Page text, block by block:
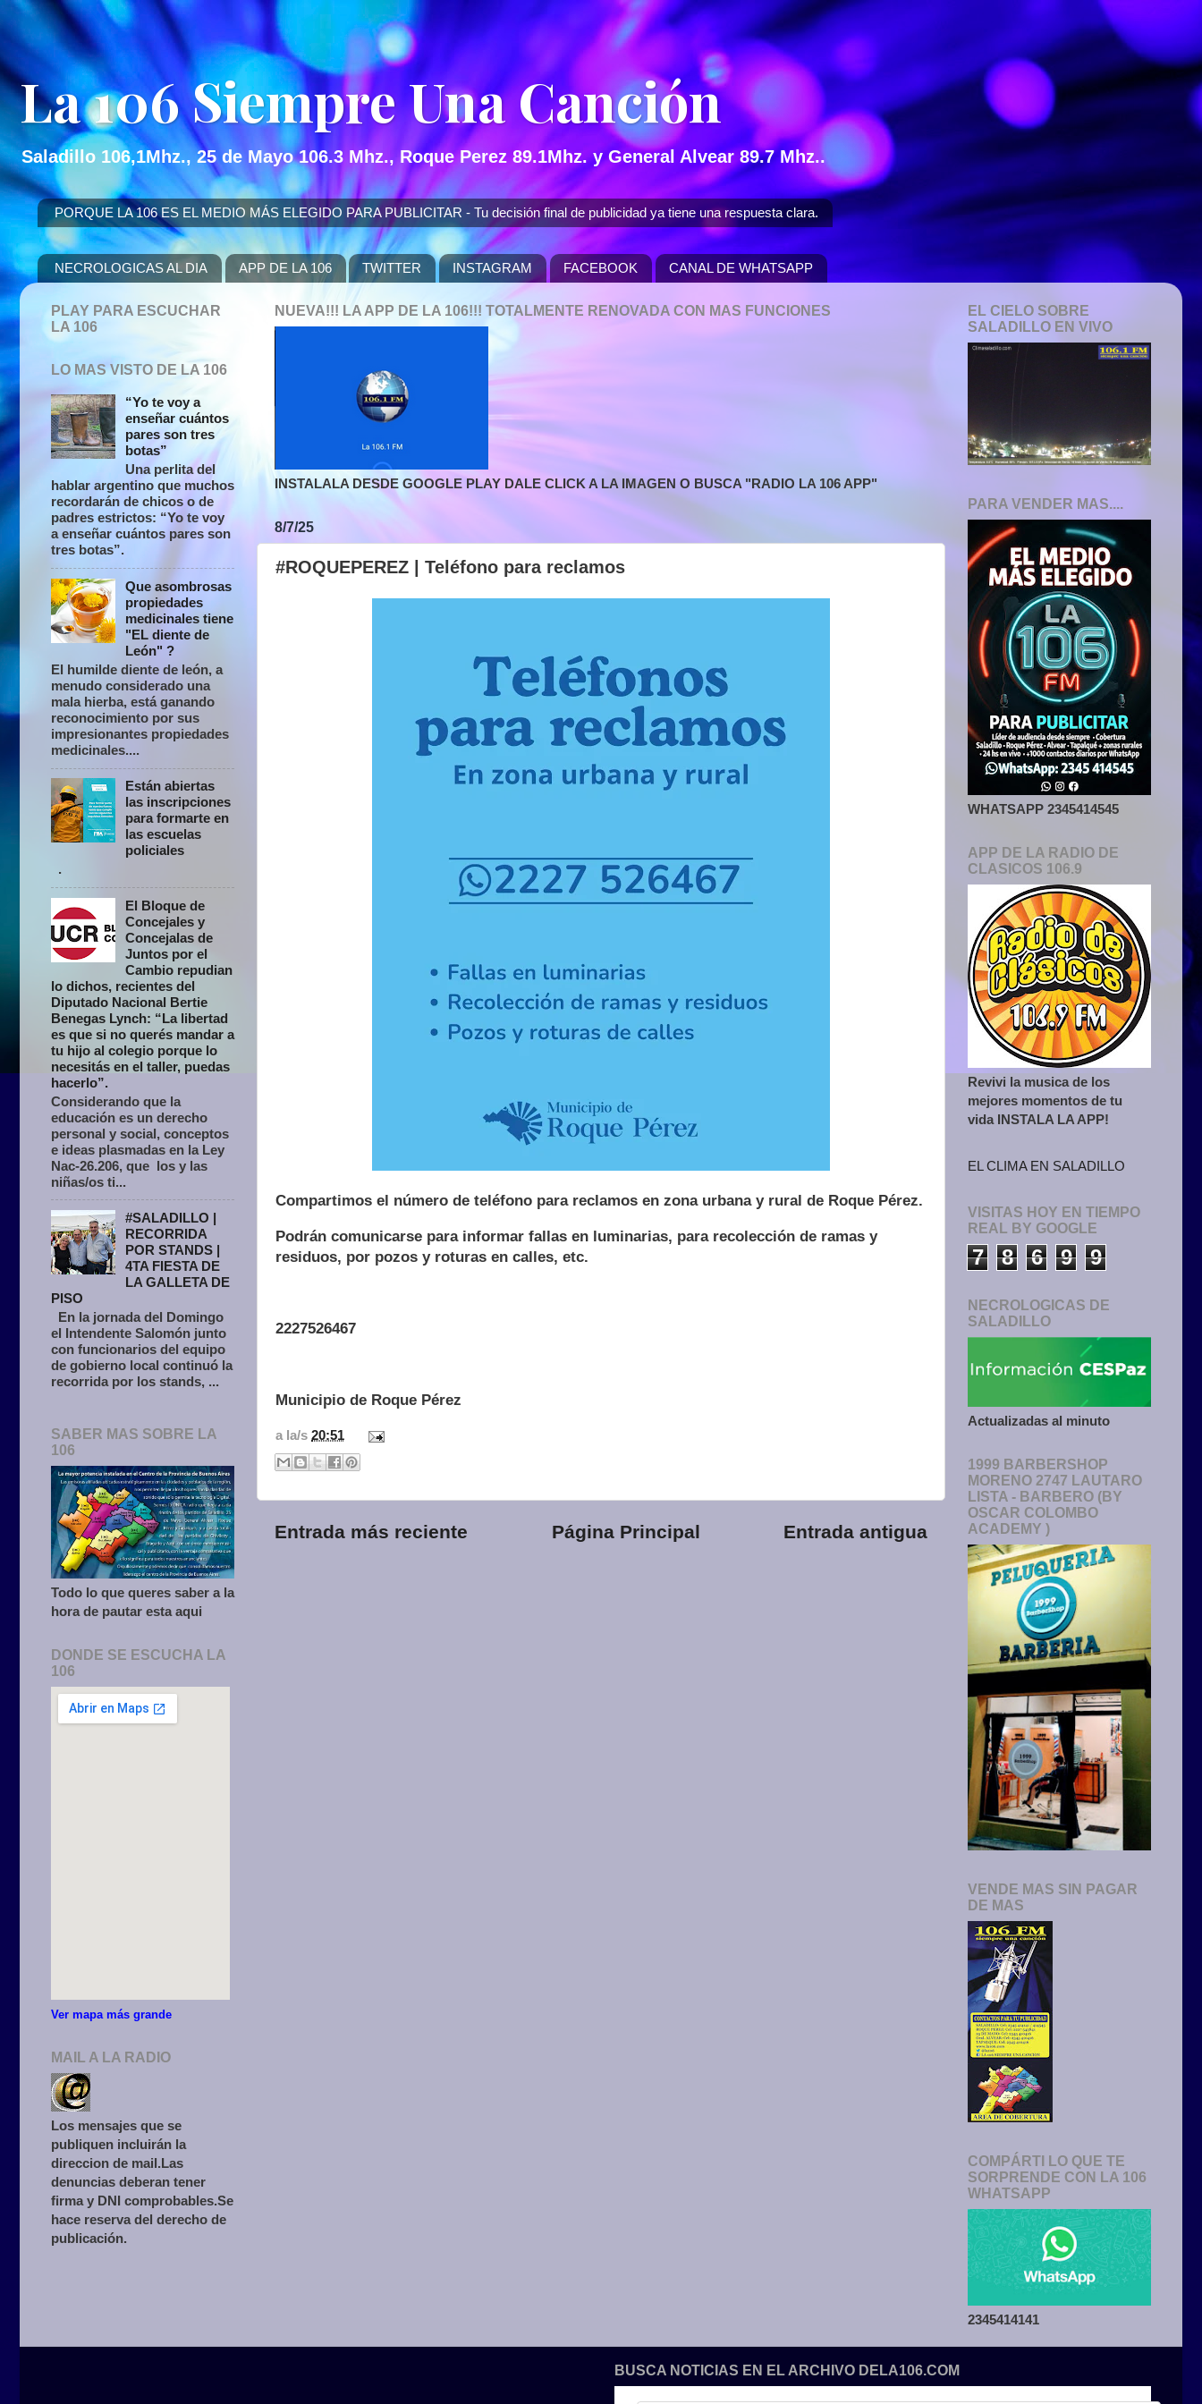
La 106 Siempre Una Canción
Saladillo 106,1Mhz., 25 de Mayo 106.3 Mhz., Roque Perez 89.1Mhz. y General Alvear 89.7 Mhz..
PORQUE LA 106 ES EL MEDIO MÁS ELEGIDO PARA PUBLICITAR - Tu decisión final de publicidad ya tiene una respuesta clara.
NECROLOGICAS AL DIA APP DE LA 106 TWITTER INSTAGRAM FACEBOOK CANAL DE WHATSAPP
NUEVA!!! LA APP DE LA 106!!! TOTALMENTE RENOVADA CON MAS FUNCIONES
INSTALALA DESDE GOOGLE PLAY DALE CLICK A LA IMAGEN O BUSCA "RADIO LA 106 APP"
8/7/25
#ROQUEPEREZ | Teléfono para reclamos
Compartimos el número de teléfono para reclamos en zona urbana y rural de Roque Pérez.
Podrán comunicarse para informar fallas en luminarias, para recolección de ramas y
residuos, por pozos y roturas en calles, etc.
2227526467
Municipio de Roque Pérez
a la/s 20:51
Entrada más reciente Entrada antigua
Página Principal
PLAY PARA ESCUCHAR
LA 106
LO MAS VISTO DE LA 106
“Yo te voy a
enseñar cuántos
pares son tres
botas”
Una perlita del
hablar argentino que muchos
recordarán de chicos o de
padres estrictos: “Yo te voy
a enseñar cuántos pares son
tres botas”.
Que asombrosas
propiedades
medicinales tiene
"EL diente de
León" ?
El humilde diente de león, a
menudo considerado una
mala hierba, está ganando
reconocimiento por sus
impresionantes propiedades
medicinales....
Están abiertas
las inscripciones
para formarte en
las escuelas
policiales
.
El Bloque de
Concejales y
Concejalas de
Juntos por el
Cambio repudian
lo dichos, recientes del
Diputado Nacional Bertie
Benegas Lynch: “La libertad
es que si no querés mandar a
tu hijo al colegio porque lo
necesitás en el taller, puedas
hacerlo”.
Considerando que la
educación es un derecho
personal y social, conceptos
e ideas plasmadas en la Ley
Nac-26.206, que los y las
niñas/os ti...
#SALADILLO |
RECORRIDA
POR STANDS |
4TA FIESTA DE
LA GALLETA DE
PISO
En la jornada del Domingo
el Intendente Salomón junto
con funcionarios del equipo
de gobierno local continuó la
recorrida por los stands, ...
SABER MAS SOBRE LA
106
Todo lo que queres saber a la
hora de pautar esta aqui
DONDE SE ESCUCHA LA
106
Ver mapa más grande
MAIL A LA RADIO
Los mensajes que se
publiquen incluirán la
direccion de mail.Las
denuncias deberan tener
firma y DNI comprobables.Se
hace reserva del derecho de
publicación.
EL CIELO SOBRE
SALADILLO EN VIVO
PARA VENDER MAS....
WHATSAPP 2345414545
APP DE LA RADIO DE
CLASICOS 106.9
Revivi la musica de los
mejores momentos de tu
vida INSTALA LA APP!
EL CLIMA EN SALADILLO
VISITAS HOY EN TIEMPO
REAL BY GOOGLE
7 8 6 9 9
NECROLOGICAS DE
SALADILLO
Actualizadas al minuto
1999 BARBERSHOP
MORENO 2747 LAUTARO
LISTA - BARBERO (BY
OSCAR COLOMBO
ACADEMY )
VENDE MAS SIN PAGAR
DE MAS
COMPÁRTI LO QUE TE
SORPRENDE CON LA 106
WHATSAPP
2345414141
BUSCA NOTICIAS EN EL ARCHIVO DELA106.COM